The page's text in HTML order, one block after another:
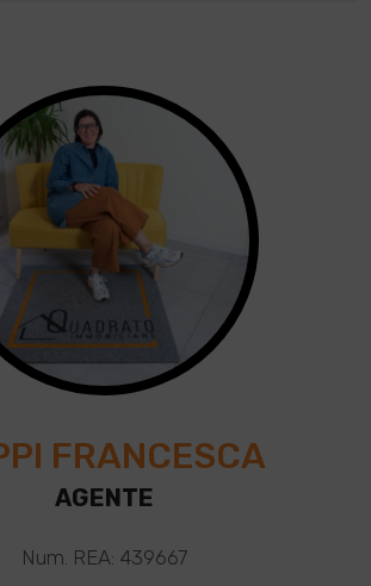
FRANCESCA
AGENTE
Num. REA: 439667